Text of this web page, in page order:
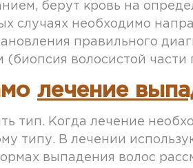
берут кровь на
случаях необходимо
правильного
волосистой части
лечение
тип. Когда лечение
типу. В лечении
выпадения волос